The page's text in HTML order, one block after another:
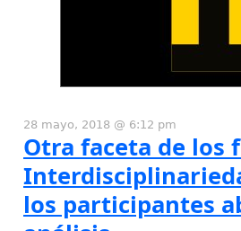
28 mayo, 2018 @ 6:12 pm
Otra faceta de los
los participantes